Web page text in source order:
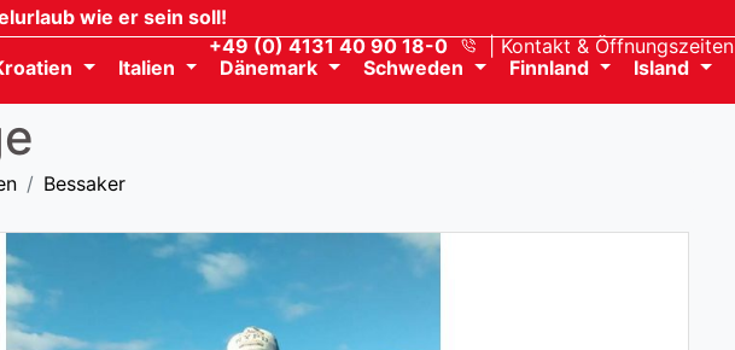
wie er sein soll!
+49 (0) 4131 40 90 18-0
Kontakt & Öffnungszeiten
Italien Dänemark Schweden Finnland Island
Bessaker